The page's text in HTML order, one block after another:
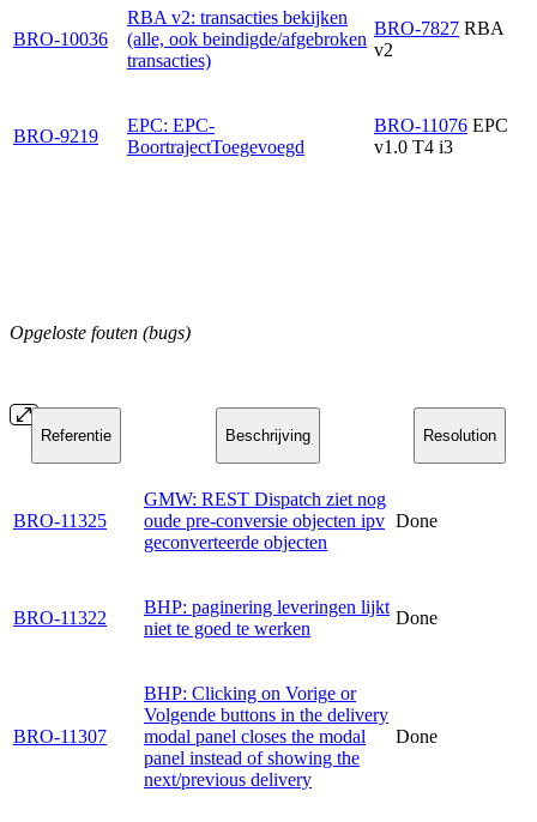
BRO-10036
RBA v2: transacties bekijken
(alle, ook beindigde/afgebroken
transacties)
BRO-7827 RBA
v2
BRO-9219
EPC: EPC-
BoortrajectToegevoegd
BRO-11076 EPC
v1.0 T4 i3
Opgeloste fouten (bugs)
Referentie Beschrijving Resolution
BRO-11325
GMW: REST Dispatch ziet nog
oude pre-conversie objecten ipv
geconverteerde objecten
Done
BRO-11322
BHP: paginering leveringen lijkt
niet te goed te werken
Done
BRO-11307
BHP: Clicking on Vorige or
Volgende buttons in the delivery
modal panel closes the modal
panel instead of showing the
next/previous delivery
Done